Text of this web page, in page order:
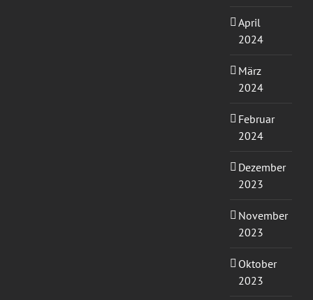
April
2024
März
2024
Februar
2024
Dezember
2023
November
2023
Oktober
2023